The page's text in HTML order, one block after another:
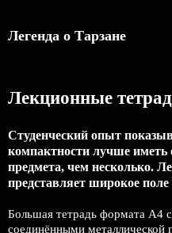
Легенда о Тарзане
Лекционные
Студенческий опыт
компактности лучше иметь
предмета, чем несколько.
представляет широкое
Большая тетрадь формата А4 с
соединёнными металлической